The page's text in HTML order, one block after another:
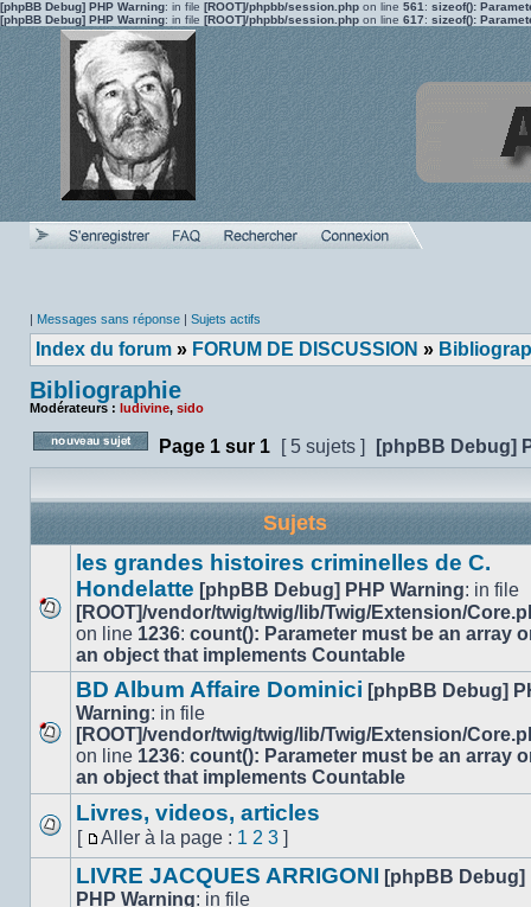
[phpBB Debug] PHP Warning: in file [ROOT]/phpbb/session.php on line 561 : sizeof():
[phpBB Debug] PHP Warning: in file [ROOT]/phpbb/session.php on line 617: sizeof():
| Messages sans réponse | Sujets actifs
Index du forum » FORUM DE DISCUSSION »
Bibliographie
Modérateurs : ludivine, sido
Poster un nouveau sujet
Page 1 sur 1 [ 5 sujets ] [phpBB Debug]
Sujets
Aucun
message
non
les grandes histoires criminelles de C.
Hondelatte [phpBB Debug] PHP Warning: in file
[ROOT]/vendor/twig/twig/lib/Twig/Extension/
on line 1236: count(): Parameter must be an array
an object that implements Countable
Aucun
message
non
BD Album Affaire Dominici [phpBB Debug]
Warning: in file
[ROOT]/vendor/twig/twig/lib/Twig/Extension/
on line 1236: count(): Parameter must be an array
an object that implements Countable
Aucun
message
non
Livres, videos, articles
[
Aller
à
la
Aller à la page : 1 2 3 ]
LIVRE JACQUES ARRIGONI [phpBB Debug]
PHP Warning: in file